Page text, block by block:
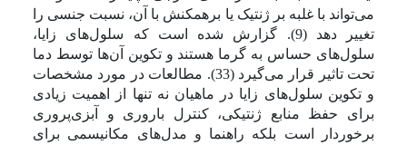
می‌تواند با غلبه بر ژنتیک یا برهمکنش با آن، نسبت جنسی را
تغییر دهد (9).
گزارش شده است که سلول‌های زایا،
سلول‌های حساس به گرما هستند و تکوین آن‌ها توسط دما
تحت تاثیر قرار می‌گیرد (33). مطالعات در مورد مشخصات
و تکوین سلول‌های زایا در ماهیان نه تنها از اهمیت زیادی
برای حفظ منابع ژنتیکی، کنترل باروری و آبزی‌پروری
برخوردار است بلکه راهنما و مدل‌های مکانیسمی برای